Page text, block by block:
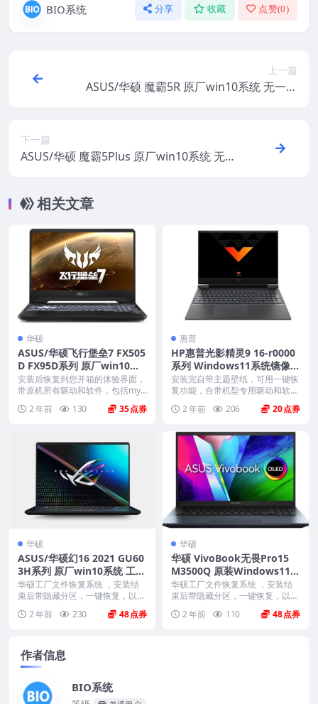
BIO系统 分享 收藏 点赞(0)
上一篇
ASUS/华硕 魔霸5R 原厂win10系统 无一键
下一篇
ASUS/华硕 魔霸5Plus 原厂win10系统 无一
相关文章
华硕
ASUS/华硕飞行堡垒7 FX505
D FX95D系列 原厂win10系
统 非工厂模式
安装后恢复到您开箱的体验界面，
带原机所有驱动和软件，包括mya
2 年前 130 35
惠普
HP惠普光影精灵9 16-r0000
系列 Windows11系统镜像
原厂oem系统
安装完自带主题壁纸，可用一键恢
复功能，自带机型专用驱动和软
件，将电脑恢复到出厂时...
2 年前 206 20
华硕
ASUS/华硕幻16 2021 GU60
3H系列 原厂win10系统 工厂
文件 带F12 ASUS Recovery
恢复
华硕工厂文件恢复系统 ，安装结
束后带隐藏分区，一键恢复，以及
2 年前 230 48
华硕
华硕 VivoBook无畏Pro15
M3500Q 原装Windows11-2
1H2 原厂系统 工厂模式 带A
SUS Recovery恢复功能
华硕工厂文件恢复系统 ，安装结
束后带隐藏分区，一键恢复，以及
2 年前 110 48
作者信息
BIO系统